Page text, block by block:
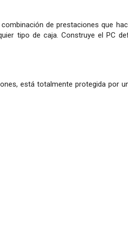
de prestaciones que
tipo de caja. Construye el PC
está totalmente protegida por